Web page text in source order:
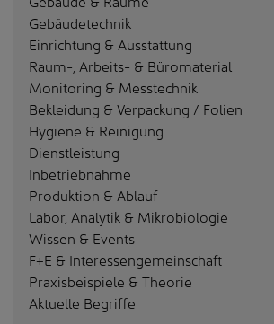
Gebäudetechnik
Einrichtung & Ausstattung
Raum-, Arbeits- & Büromaterial
Monitoring & Messtechnik
Bekleidung & Verpackung / Folien
Hygiene & Reinigung
Dienstleistung
Inbetriebnahme
Produktion & Ablauf
Labor, Analytik & Mikrobiologie
Wissen & Events
F+E & Interessengemeinschaft
Praxisbeispiele & Theorie
Aktuelle Begriffe